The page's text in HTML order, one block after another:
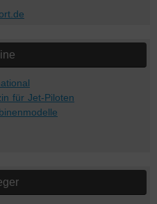
für Jet-Piloten